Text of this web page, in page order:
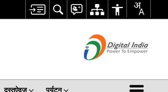
दस्तऐवज पर्यटन